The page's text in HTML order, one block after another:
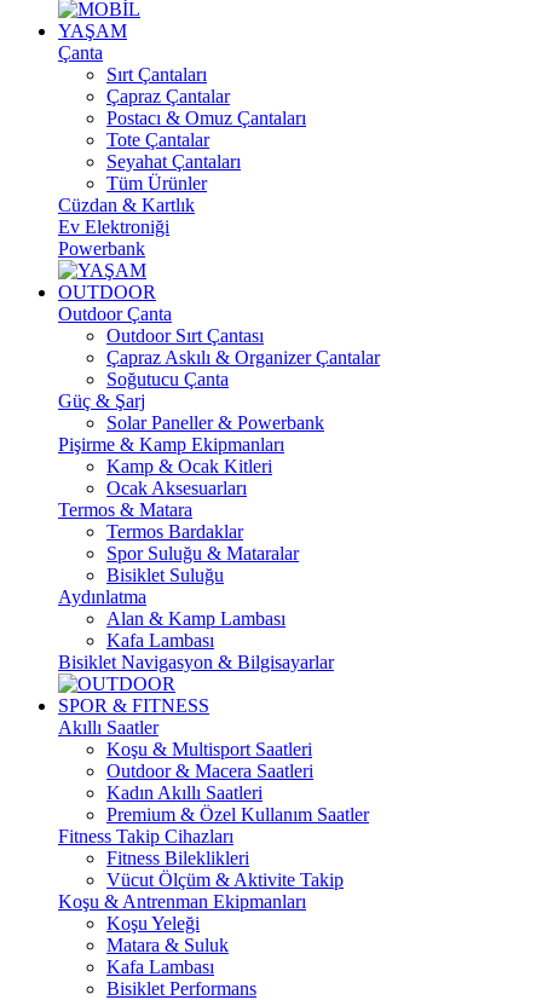
YAŞAM
Çanta
Sırt Çantaları
Çapraz Çantalar
Postacı & Omuz Çantaları
Tote Çantalar
Seyahat Çantaları
Tüm Ürünler
Cüzdan & Kartlık
Ev Elektroniği
Powerbank
OUTDOOR
Outdoor Çanta
Outdoor Sırt Çantası
Çapraz Askılı & Organizer Çantalar
Soğutucu Çanta
Güç & Şarj
Solar Paneller & Powerbank
Pişirme & Kamp Ekipmanları
Kamp & Ocak Kitleri
Ocak Aksesuarları
Termos & Matara
Termos Bardaklar
Spor Suluğu & Mataralar
Bisiklet Suluğu
Aydınlatma
Alan & Kamp Lambası
Kafa Lambası
Bisiklet Navigasyon & Bilgisayarlar
SPOR & FITNESS
Akıllı Saatler
Koşu & Multisport Saatleri
Outdoor & Macera Saatleri
Kadın Akıllı Saatleri
Premium & Özel Kullanım Saatler
Fitness Takip Cihazları
Fitness Bileklikleri
Vücut Ölçüm & Aktivite Takip
Koşu & Antrenman Ekipmanları
Koşu Yeleği
Matara & Suluk
Kafa Lambası
Bisiklet Performans